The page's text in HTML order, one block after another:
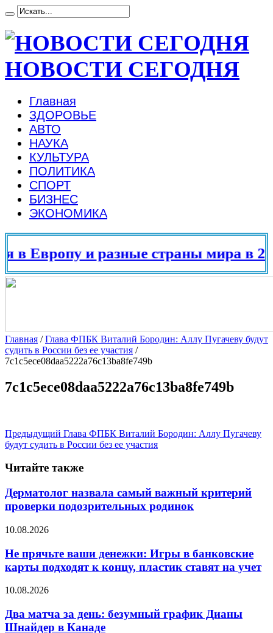
НОВОСТИ СЕГОДНЯ
Главная
ЗДОРОВЬЕ
АВТО
НАУКА
КУЛЬТУРА
ПОЛИТИКА
СПОРТ
БИЗНЕС
ЭКОНОМИКА
Европу и разные страны мира в
Главная /Глава ФПБК Виталий Бородин: Аллу Пугачеву будут
судить в России без ее участия /
7c1c5ece08daa5222a76c13ba8fe749b
7c1c5ece08daa5222a76c13ba8fe749b
Предыдущий Глава ФПБК Виталий Бородин: Аллу Пугачеву
будут судить в России без ее участия
Читайте также
Дерматолог назвала самый важный критерий
проверки подозрительных родинок
10.08.2026
Не прячьте ваши денежки: Игры в банковские
карты подходят к концу, пластик ставят на учет
10.08.2026
Два матча за день: безумный график Дианы
Шнайдер в Канаде